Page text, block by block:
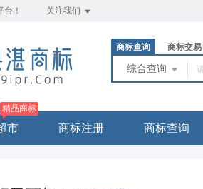
！ 关注我们
商标查询 商标交易
综合查询
市
精品商标
商标注册 商标查询